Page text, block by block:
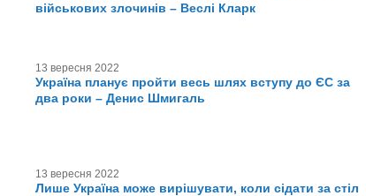
військових злочинів – Веслі Кларк
13 вересня 2022
Україна планує пройти весь шлях вступу до ЄС за
два роки – Денис Шмигаль
13 вересня 2022
Лише Україна може вирішувати, коли сідати за стіл